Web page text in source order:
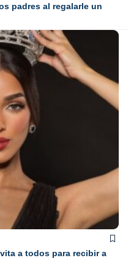
padres al regalarle un
a todos para recibir a